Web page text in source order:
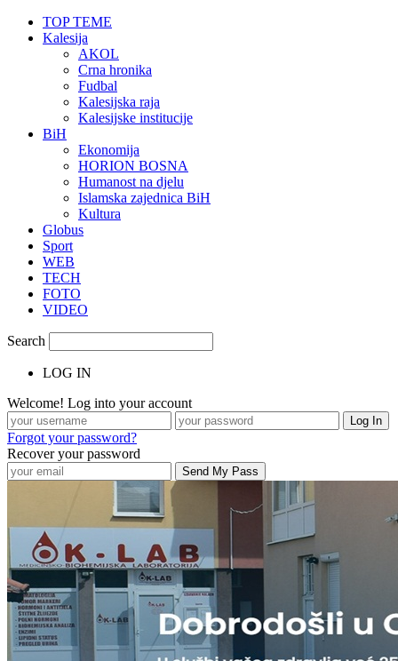
TOP TEME
Kalesija
AKOL
Crna hronika
Fudbal
Kalesijska raja
Kalesijske institucije
BiH
Ekonomija
HORION BOSNA
Humanost na djelu
Islamska zajednica BiH
Kultura
Globus
Sport
WEB
TECH
FOTO
VIDEO
Search
LOG IN
Welcome! Log into your account
Forgot your password?
Recover your password